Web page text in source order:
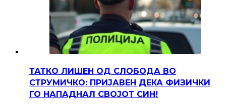
ТАТКО ЛИШЕН ОД СЛОБОДА ВО
СТРУМИЧКО: ПРИЈАВЕН ДЕКА ФИЗИЧКИ
ГО НАПАДНАЛ СВОЈОТ СИН!